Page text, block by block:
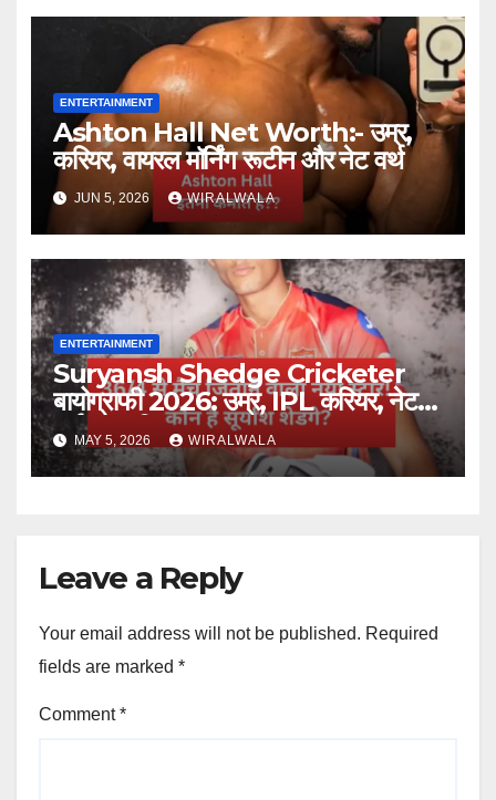
ENTERTAINMENT
Ashton Hall Net Worth:- उम्र,
करियर, वायरल मॉर्निंग रूटीन और नेट वर्थ
JUN 5, 2026 WIRALWALA
ENTERTAINMENT
Suryansh Shedge Cricketer
बायोग्राफी 2026: उम्र, IPL करियर, नेट
वर्थ और परिवार
MAY 5, 2026 WIRALWALA
Leave a Reply
Your email address will not be published. Required
fields are marked *
Comment*